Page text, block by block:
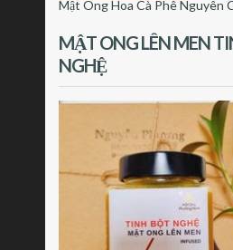
Mật Ong Hoa Cà Phê Nguyên
MẬT ONG LÊN MEN
NGHỆ